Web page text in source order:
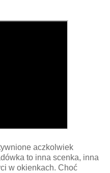
aczkolwiek
to inna scenka, inna
w okienkach. Choć